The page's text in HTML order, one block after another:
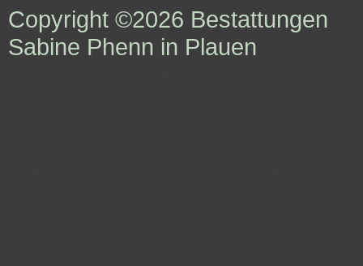
Copyright ©2026 Bestattungen
Sabine Phenn in Plauen